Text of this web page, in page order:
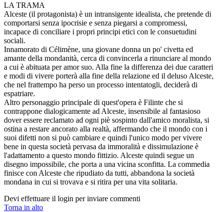
LA TRAMA
Alceste (il protagonista) è un intransigente idealista, che pretende di
comportarsi senza ipocrisie e senza piegarsi a compromessi,
incapace di conciliare i propri principi etici con le consuetudini
sociali.
Innamorato di Célimène, una giovane donna un po' civetta ed
amante della mondanità, cerca di convincerla a rinunciare al mondo
a cui è abituata per amor suo. Alla fine la differenza dei due caratteri
e modi di vivere porterà alla fine della relazione ed il deluso Alceste,
che nel frattempo ha perso un processo intentatogli, deciderà di
espatriare.
Altro personaggio principale di quest'opera è Filinte che si
contrappone dialogicamente ad Alceste, insensibile al fantasioso
dover essere reclamato ad ogni piè sospinto dall'amico moralista, si
ostina a restare ancorato alla realtà, affermando che il mondo con i
suoi difetti non si può cambiare e quindi l'unico modo per vivere
bene in questa società pervasa da immoralità e dissimulazione è
l'adattamento a questo mondo fittizio. Alceste quindi segue un
disegno impossibile, che porta a una vicina sconfitta. La commedia
finisce con Alceste che ripudiato da tutti, abbandona la società
mondana in cui si trovava e si ritira per una vita solitaria.
Devi effettuare il login per inviare commenti
Torna in alto